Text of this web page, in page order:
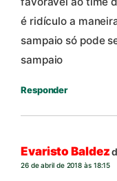
é ridículo a
sampaio só pode
sampaio
Responder
Evaristo Baldez
26 de abril de 2018 às 18:15